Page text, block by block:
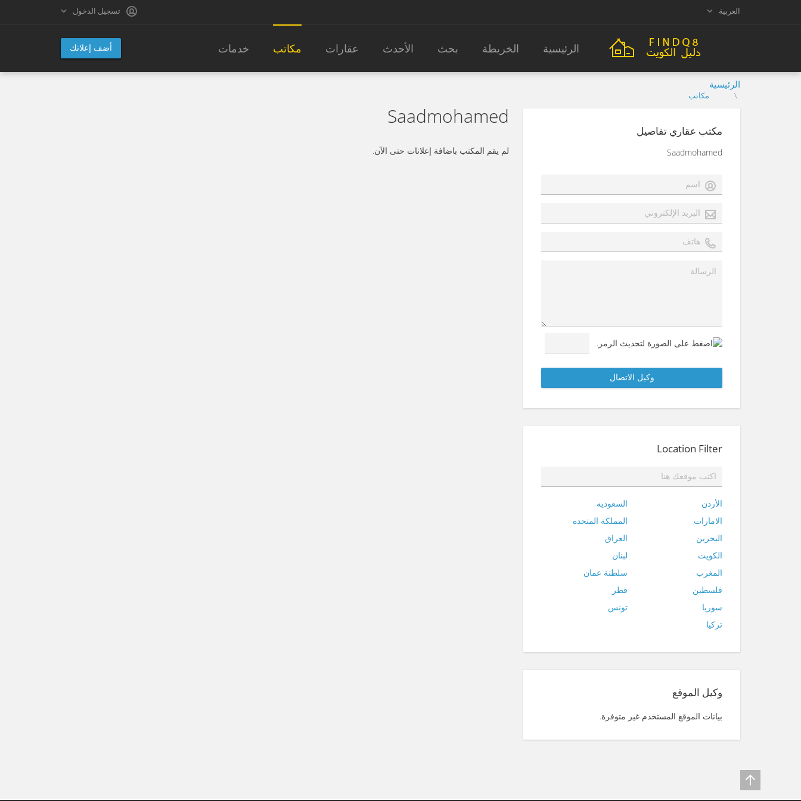
العربية تسجيل الدخول
أضف إعلانك الرئيسية الخريطة بحث الأحدث عقارات مكاتب خدمات
الرئيسية
مكاتب
مكتب عقاري تفاصيل
Saadmohamed
Location Filter
الأردن
السعوديه
الامارات
المملكة المتحده
البحرين
العراق
الكويت
لبنان
المغرب
سلطنة عمان
فلسطين
قطر
سوريا
تونس
تركيا
وكيل الموقع
بيانات الموقع المستخدم غير متوفرة.
Saadmohamed
لم يقم المكتب باضافة إعلانات حتى الآن.